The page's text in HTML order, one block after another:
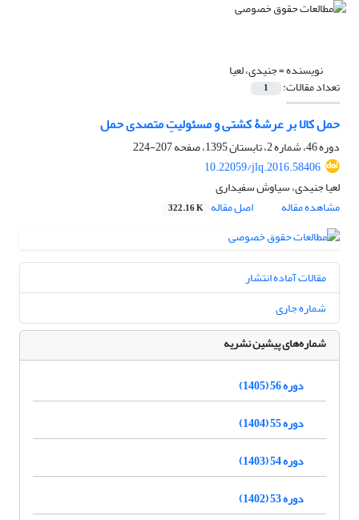
نویسنده =جنیدی، لعیا
تعداد مقالات: 1
حمل کالا بر عرشۀ کشتی و مسئولیتِ متصدی حمل
دوره 46، شماره 2، تابستان 1395، صفحه
207-224
10.22059/jlq.2016.58406
لعیا جنیدی، سیاوش سفیداری
مشاهده مقاله
اصل مقاله 322.16 K
مقالات آماده انتشار
شماره جاری
شماره‌های پیشین نشریه
دوره 56 (1405)
دوره 55 (1404)
دوره 54 (1403)
دوره 53 (1402)